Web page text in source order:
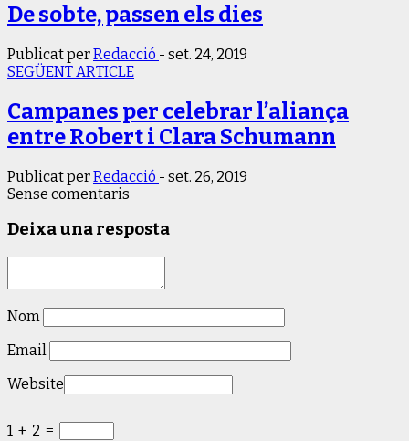
De sobte, passen els dies
Publicat perRedacció - set. 24, 2019
SEGÜENT ARTICLE
Campanes per celebrar l’aliança
entre Robert i Clara Schumann
Publicat perRedacció - set. 26, 2019
Sense comentaris
Deixa una resposta
Nom
Email
Website
1 + 2 =